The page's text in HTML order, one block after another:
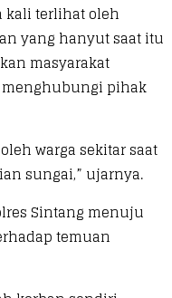
kali terlihat oleh
yang hanyut saat itu
masyarakat
menghubungi pihak
warga sekitar saat
sungai,” ujarnya.
Sintang menuju
temuan